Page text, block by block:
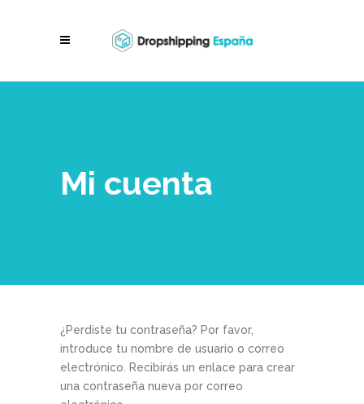
Mi cuenta
¿Perdiste tu contraseña? Por favor,
introduce tu nombre de usuario o correo
electrónico. Recibirás un enlace para crear
una contraseña nueva por correo